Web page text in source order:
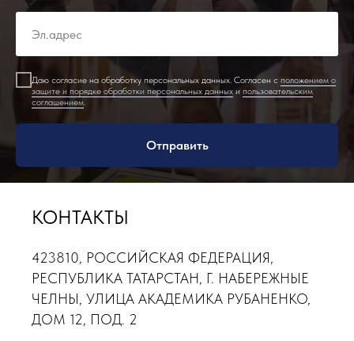
Даю согласие на обработку персональных данных. Согласен с положением о
защите и порядке обработки персональных данныхи пользовательским
соглашением
Отправить
КОНТАКТЫ
423810, РОССИЙСКАЯ ФЕДЕРАЦИЯ,
РЕСПУБЛИКА ТАТАРСТАН, Г. НАБЕРЕЖНЫЕ
ЧЕЛНЫ, УЛИЦА АКАДЕМИКА РУБАНЕНКО,
ДОМ 12, ПОД. 2